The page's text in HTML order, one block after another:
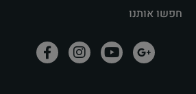
חפשו אותנו